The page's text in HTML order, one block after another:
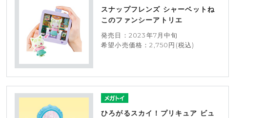
スナップフレンズ シャーベットね
このファンシーアトリエ
発売日：2023年7月中旬
希望小売価格：2,750円(税込)
ひろがるスカイ！プリキュア ビュ